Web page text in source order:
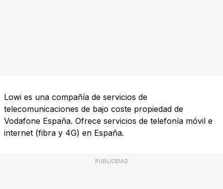
Lowi es una compañía de servicios de
telecomunicaciones de bajo coste propiedad de
Vodafone España. Ofrece servicios de telefonía móvil e
internet (fibra y 4G) en España.
PUBLICIDAD